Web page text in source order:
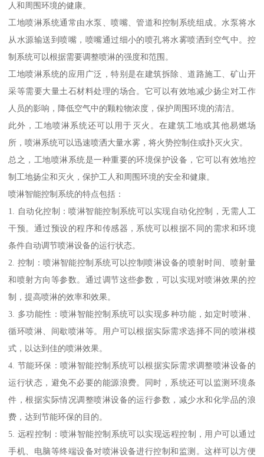
人和周围环境的健康。
工地喷淋系统通常由水泵、喷嘴、管道和控制系统组成。水泵将水
从水源输送到喷嘴，喷嘴通过细小的喷孔将水雾喷洒到空气中。控
制系统可以根据需要调整喷淋的强度和范围。
工地喷淋系统的应用广泛，特别是在建筑拆除、道路施工、矿山开
采等需要大量土石材料处理的场合。它可以有效地减少扬尘对工作
人员的影响，降低空气中的颗粒物浓度，保护周围环境的清洁。
此外，工地喷淋系统还可以用于灭火。在建筑工地或其他易燃场
所，喷淋系统可以迅速喷洒大量水雾，将火势控制住或扑灭火灾。
总之，工地喷淋系统是一种重要的环境保护设备，它可以有效地控
制工地扬尘和灭火，保护工人和周围环境的安全和健康。
喷淋智能控制系统的特点包括：
1. 自动化控制：喷淋智能控制系统可以实现自动化控制，无需人工
干预。通过预设的程序和传感器，系统可以根据不同的需求和环境
条件自动调节喷淋设备的运行状态。
2. 控制：喷淋智能控制系统可以控制喷淋设备的喷射时间、喷射量
和喷射方向等参数。通过调节这些参数，可以实现对喷淋效果的控
制，提高喷淋的效率和效果。
3. 多功能性：喷淋智能控制系统可以实现多种功能，如定时喷淋、
循环喷淋、间歇喷淋等。用户可以根据实际需求选择不同的喷淋模
式，以达到佳的喷淋效果。
4. 节能环保：喷淋智能控制系统可以根据实际需求调整喷淋设备的
运行状态，避免不必要的能源浪费。同时，系统还可以监测环境条
件，根据实际情况调整喷淋设备的运行参数，减少水和化学品的浪
费，达到节能环保的目的。
5. 远程控制：喷淋智能控制系统可以实现远程控制，用户可以通过
手机、电脑等终端设备对喷淋设备进行控制和监测。这样可以方便